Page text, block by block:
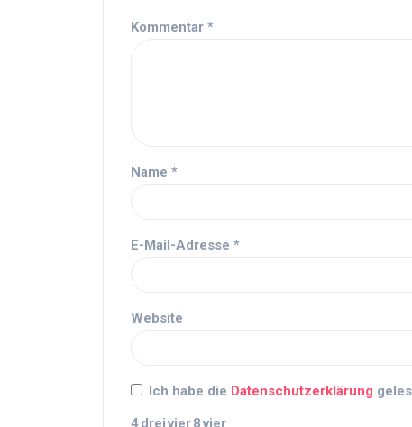
Kommentar *
Name *
E-Mail-Adresse *
Website
Ich habe die Datenschutzerklärung
4dreivier8vier